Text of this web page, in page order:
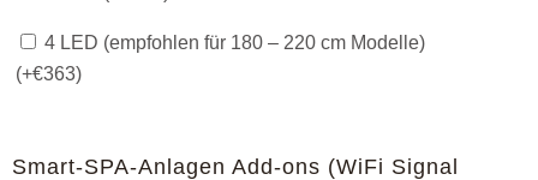
4 LED (empfohlen für 180 – 220 cm Modelle)
(+€363)
Smart-SPA-Anlagen Add-ons (WiFi Signal